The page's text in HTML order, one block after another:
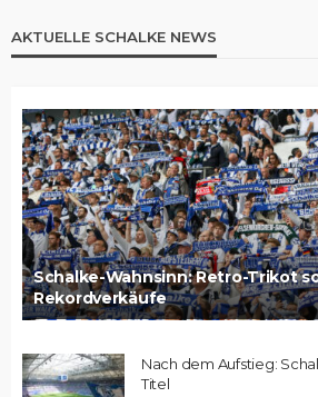
AKTUELLE SCHALKE NEWS
Schalke-Wahnsinn: Retro-Trikot
Rekordverkäufe
Nach dem Aufstieg:
Titel